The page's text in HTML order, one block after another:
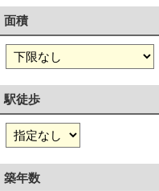
面積
駅徒歩
築年数